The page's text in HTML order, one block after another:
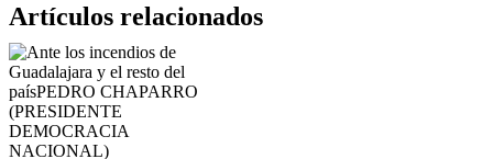
Artículos relacionados